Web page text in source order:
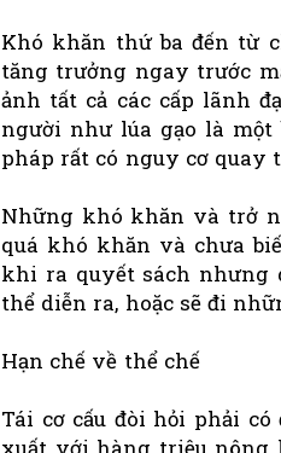
Khó khăn thứ ba đến từ
tăng trưởng ngay trước
ảnh tất cả các cấp lãnh
người như lúa gạo là
pháp rất có nguy cơ
Những khó khăn và trở
quá khó khăn và chưa
khi ra quyết sách nhưng
thể diễn ra, hoặc sẽ đi
Hạn chế về thể chế
Tái cơ cấu đòi hỏi phải